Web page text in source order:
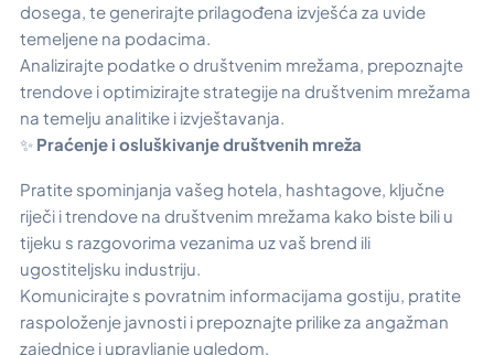
dosega, te generirajte prilagođena izvješća za uvide
temeljene na podacima.
Analizirajte podatke o društvenim mrežama, prepoznajte
trendove i optimizirajte strategije na društvenim mrežama
na temelju analitike i izvještavanja.
✨ Praćenje i osluškivanje društvenih mreža
Pratite spominjanja vašeg hotela, hashtagove, ključne
riječi i trendove na društvenim mrežama kako biste bili u
tijeku s razgovorima vezanima uz vaš brend ili
ugostiteljsku industriju.
Komunicirajte s povratnim informacijama gostiju, pratite
raspoloženje javnosti i prepoznajte prilike za angažman
zajednice i upravljanje ugledom.